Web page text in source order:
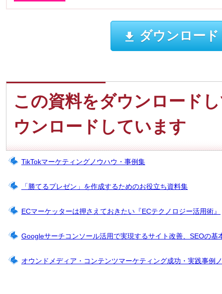
ダウンロー
この資料をダウンロード
ウンロードしています
TikTokマーケティングノウハウ・事例集
「勝てるプレゼン」を作成するためのお役立ち資料集
ECマーケッターは押さえておきたい『ECテクノロジー活用術』
Googleサーチコンソール活用で実現するサイト改善、SEOの
オウンドメディア・コンテンツマーケティング成功・実践事例